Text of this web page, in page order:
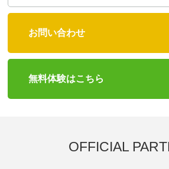
お問い合わせ
無料体験はこちら
OFFICIAL